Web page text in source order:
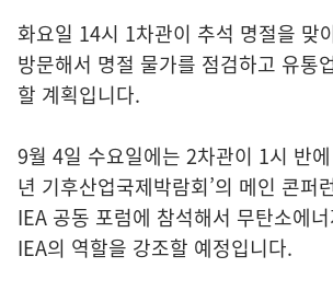
화요일 14시 1차관이 추석 명절을 맞
방문해서 명절 물가를 점검하고 유통
할 계획입니다.
9월 4일 수요일에는 2차관이 1시 반
년 기후산업국제박람회’의 메인 콘퍼
IEA 공동 포럼에 참석해서 무탄소에
IEA의 역할을 강조할 예정입니다.